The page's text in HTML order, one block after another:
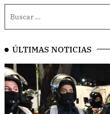
ÚLTIMAS NOTICIAS